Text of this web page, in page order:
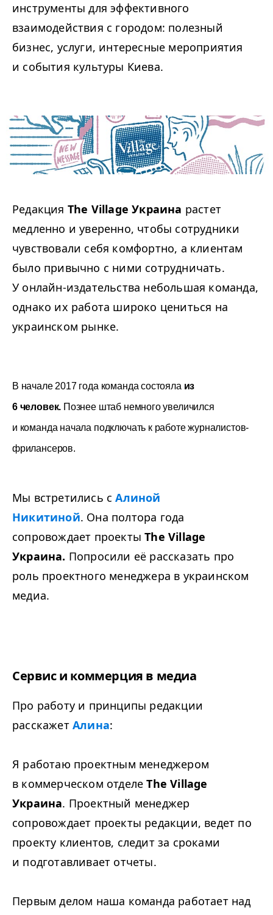
инструменты для эффективного
взаимодействия с городом: полезный
бизнес, услуги, интересные мероприятия
и события культуры Киева.
Редакция The Village Украина растет
медленно и уверенно, чтобы сотрудники
чувствовали себя комфортно, а клиентам
было привычно с ними сотрудничать.
У онлайн-издательства небольшая команда,
однако их работа широко цениться на
украинском рынке.
В начале 2017 года команда состояла из
6 человек. Познее штаб немного увеличился
и команда начала подключать к работе журналистов-
фрилансеров.
Мы встретились сАлиной
Никитиной. Она полтора года
сопровождает проектыThe Village
Украина. Попросили её рассказать про
роль проектного менеджера в украинском
медиа.
Сервис и коммерция в медиа
Про работу и принципы редакции
расскажет Алина:
Я работаю проектным менеджером
в коммерческом отделеThe Village
Украина. Проектный менеджер
сопровождает проекты редакции, ведет по
проекту клиентов, следит за сроками
и подготавливает отчеты.
Первым делом наша команда работает над